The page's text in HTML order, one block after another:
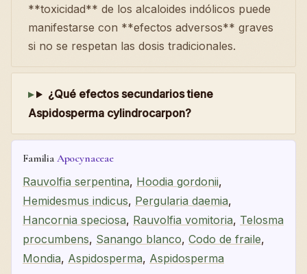
**toxicidad** de los alcaloides indólicos puede
manifestarse con **efectos adversos** graves
si no se respetan las dosis tradicionales.
¿Qué efectos secundarios tiene
Aspidosperma cylindrocarpon?
Familia Apocynaceae
Rauvolfia serpentina, Hoodia gordonii,
Hemidesmus indicus, Pergularia daemia,
Hancornia speciosa, Rauvolfia vomitoria, Telosma
procumbens, Sanango blanco, Codo de fraile,
Mondia, Aspidosperma, Aspidosperma